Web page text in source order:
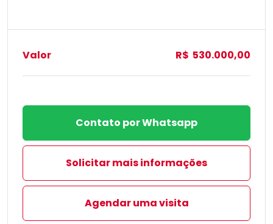
Valor R$ 530.000,00
Contato por Whatsapp
Solicitar mais informações
Agendar uma visita